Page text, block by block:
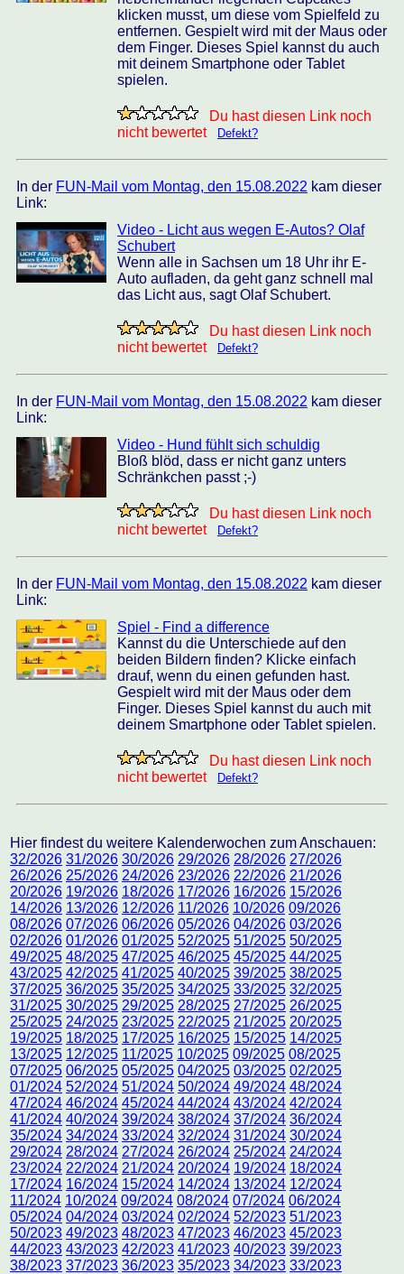
klicken musst, um diese vom Spielfeld zu
entfernen. Gespielt wird mit der Maus oder
dem Finger. Dieses Spiel kannst du auch
mit deinem Smartphone oder Tablet
spielen.
Du hast diesen Link noch
nicht bewertet
Defekt?
In der FUN-Mail vom Montag, den 15.08.2022 kam dieser
Link:
Video - Licht aus wegen E-Autos? Olaf
Schubert
Wenn alle in Sachsen um 18 Uhr ihr E-
Auto aufladen, da geht ganz schnell mal
das Licht aus, sagt Olaf Schubert.
Du hast diesen Link noch
nicht bewertet
Defekt?
In der FUN-Mail vom Montag, den 15.08.2022 kam dieser
Link:
Video - Hund fühlt sich schuldig
Bloß blöd, dass er nicht ganz unters
Schränkchen passt ;-)
Du hast diesen Link noch
nicht bewertet
Defekt?
In der FUN-Mail vom Montag, den 15.08.2022 kam dieser
Link:
Spiel - Find a difference
Kannst du die Unterschiede auf den
beiden Bildern finden? Klicke einfach
drauf, wenn du einen gefunden hast.
Gespielt wird mit der Maus oder dem
Finger. Dieses Spiel kannst du auch mit
deinem Smartphone oder Tablet spielen.
Du hast diesen Link noch
nicht bewertet
Defekt?
Hier findest du weitere Kalenderwochen zum Anschauen:
32/2026 31/2026 30/2026 29/2026 28/2026 27/2026
26/2026 25/2026 24/2026 23/2026 22/2026 21/2026
20/2026 19/2026 18/2026 17/2026 16/2026 15/2026
14/2026 13/2026 12/2026 11/2026 10/2026 09/2026
08/2026 07/2026 06/2026 05/2026 04/2026 03/2026
02/2026 01/2026 01/2025 52/2025 51/2025 50/2025
49/2025 48/2025 47/2025 46/2025 45/2025 44/2025
43/2025 42/2025 41/2025 40/2025 39/2025 38/2025
37/2025 36/2025 35/2025 34/2025 33/2025 32/2025
31/2025 30/2025 29/2025 28/2025 27/2025 26/2025
25/2025 24/2025 23/2025 22/2025 21/2025 20/2025
19/2025 18/2025 17/2025 16/2025 15/2025 14/2025
13/2025 12/2025 11/2025 10/2025 09/2025 08/2025
07/2025 06/2025 05/2025 04/2025 03/2025 02/2025
01/2024 52/2024 51/2024 50/2024 49/2024 48/2024
47/2024 46/2024 45/2024 44/2024 43/2024 42/2024
41/2024 40/2024 39/2024 38/2024 37/2024 36/2024
35/2024 34/2024 33/2024 32/2024 31/2024 30/2024
29/2024 28/2024 27/2024 26/2024 25/2024 24/2024
23/2024 22/2024 21/2024 20/2024 19/2024 18/2024
17/2024 16/2024 15/2024 14/2024 13/2024 12/2024
11/2024 10/2024 09/2024 08/2024 07/2024 06/2024
05/2024 04/2024 03/2024 02/2024 52/2023 51/2023
50/2023 49/2023 48/2023 47/2023 46/2023 45/2023
44/2023 43/2023 42/2023 41/2023 40/2023 39/2023
38/2023 37/2023 36/2023 35/2023 34/2023 33/2023